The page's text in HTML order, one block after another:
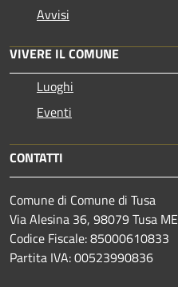
Avvisi
VIVERE IL COMUNE
Luoghi
Eventi
CONTATTI
Comune di Comune di Tusa
Via Alesina 36, 98079 Tusa ME
Codice Fiscale: 85000610833
Partita IVA: 00523990836